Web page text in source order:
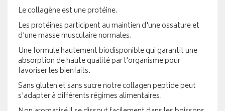
Le collagène est une protéine.
Les protéines participent au maintien d'une ossature et
d'une masse musculaire normales.
Une formule hautement biodisponible qui garantit une
absorption de haute qualité par l'organisme pour
favoriser les bienfaits.
Sans gluten et sans sucre notre collagen peptide peut
s'adapter à différents régimes alimentaires.